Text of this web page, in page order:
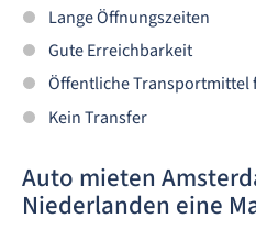
Lange Öffnungszeiten
Gute Erreichbarkeit
Öffentliche Transportmittel
Kein Transfer
Auto mieten
Niederlanden eine